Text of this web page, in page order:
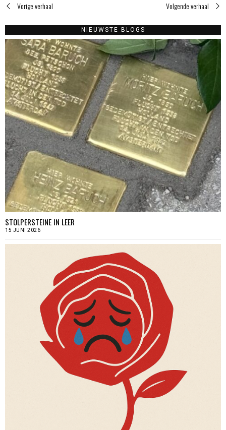
Vorige verhaal Volgende verhaal
NIEUWSTE BLOGS
STOLPERSTEINE IN LEER
15 JUNI 2026